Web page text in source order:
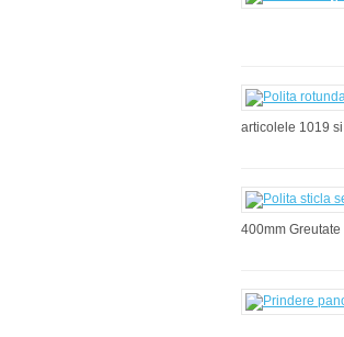
articolele 1019
400mm Greutate